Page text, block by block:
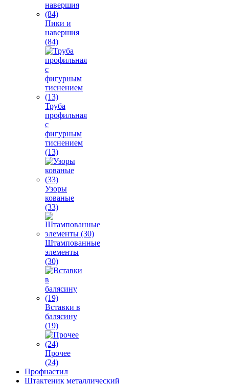
Пики и
навершия
(84)
Труба
профильная
с
фигурным
тиснением
(13)
Узоры
кованые
(33)
Штампованные
элементы
(30)
Вставки в
балясину
(19)
Прочее
(24)
Профнастил
Штактеник металлический